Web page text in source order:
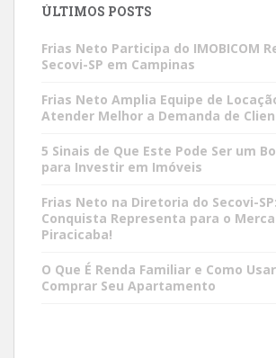
ÚLTIMOS POSTS
Frias Neto Participa do IMOBICOM
Secovi-SP em Campinas
Frias Neto Amplia Equipe de
Atender Melhor a Demanda de
5 Sinais de Que Este Pode Ser um
para Investir em Imóveis
Frias Neto na Diretoria do Secovi-
Conquista Representa para o
Piracicaba!
O Que É Renda Familiar e Como
Comprar Seu Apartamento